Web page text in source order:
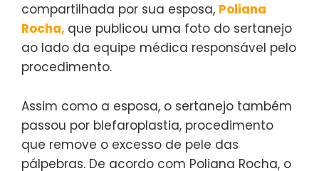
compartilhada por sua esposa, Poliana
Rocha, que publicou uma foto do sertanejo
ao lado da equipe médica responsável pelo
procedimento.
Assim como a esposa, o sertanejo também
passou por blefaroplastia, procedimento
que remove o excesso de pele das
pálpebras. De acordo com Poliana Rocha, o